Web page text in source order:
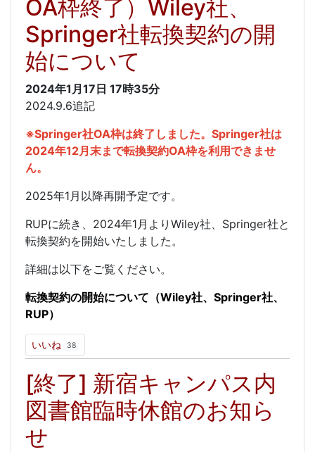
OA枠終了）Wiley社、
Springer社転換契約の開
始について
2024年1月17日 17時35分
2024.9.6追記
※Springer社OA枠は終了しました。Springer社は
2024年12月末まで転換契約OA枠を利用できませ
ん。
2025年1月以降再開予定です。
RUPに続き、2024年1月よりWiley社、Springer社と
転換契約を開始いたしました。
詳細は以下をご覧ください。
転換契約の開始について（Wiley社、Springer社、
RUP）
いいね 38
[終了] 新宿キャンパス内
図書館臨時休館のお知ら
せ